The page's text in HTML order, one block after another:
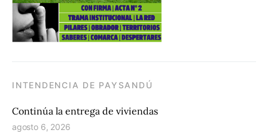
INTENDENCIA DE PAYSANDÚ
Continúa la entrega de viviendas
agosto 6, 2026